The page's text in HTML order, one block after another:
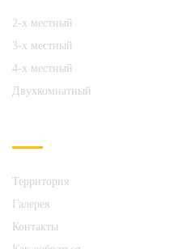
2-х местный
3-х местный
4-х местный
Двухкомнатный
Территория
Галерея
Контакты